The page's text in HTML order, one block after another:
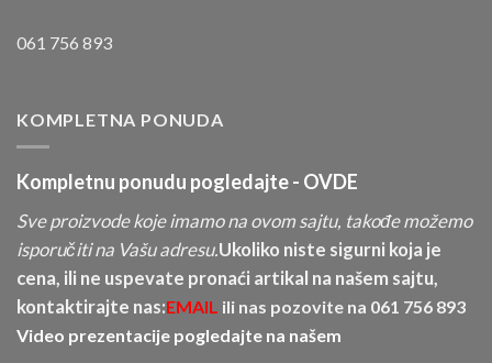
061 756 893
KOMPLETNA PONUDA
Kompletnu ponudu pogledajte - OVDE
Sve proizvode koje imamo na ovom sajtu, takođe možemo
isporučiti na Vašu adresu.Ukoliko niste sigurni koja je
cena, ili ne uspevate pronaći artikal na našem sajtu,
kontaktirajte nas:EMAIL ili nas pozovite na 061 756 893
Video prezentacije pogledajte na našem